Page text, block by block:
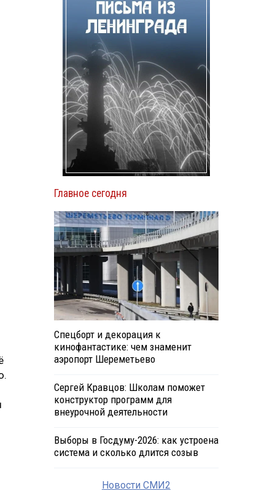
Главное сегодня
Спецборт и декорация к
кинофантастике: чем знаменит
аэропорт Шереметьево
Сергей Кравцов: Школам поможет
конструктор программ для
внеурочной деятельности
Выборы в Госдуму-2026: как устроена
система и сколько длится созыв
Новости СМИ2